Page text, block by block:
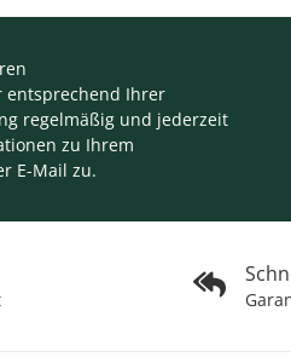
entsprechend Ihrer
regelmäßig und jederzeit
zu Ihrem
E-Mail zu.